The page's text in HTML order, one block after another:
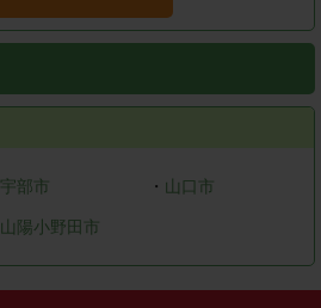
宇部市 ・ 山口市
山陽小野田市